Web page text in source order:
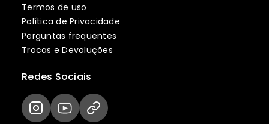
Termos de uso
Política de Privacidade
Perguntas frequentes
Trocas e Devoluções
Redes Sociais